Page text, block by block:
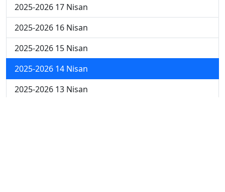
2025-2026 17 Nisan
2025-2026 16 Nisan
2025-2026 15 Nisan
2025-2026 14 Nisan
2025-2026 13 Nisan